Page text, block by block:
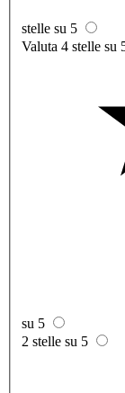
stelle su 5
Valuta 4 stelle su
su 5
2 stelle su 5